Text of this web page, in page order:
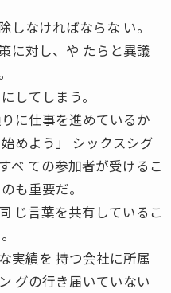
しなければならな い。
に対し、や たらと異議
してしまう。
に仕事を進めているか
めよう」 シックスシグ
べ ての参加者が受けるこ
も重要だ。
じ言葉を共有しているこ
実績を 持つ会社に所属
グの行き届いていない